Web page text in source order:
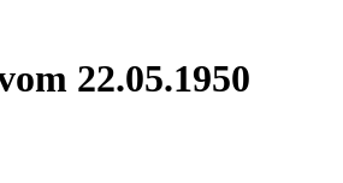
22.05.1950